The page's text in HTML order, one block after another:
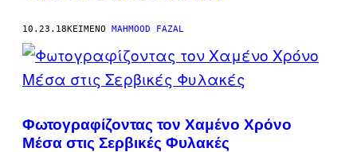
10.23.18ΚΕΊΜΕΝΟ MAHMOOD FAZAL
Φωτογραφίζοντας τον Χαμένο Χρόνο
Mέσα στις Σερβικές Φυλακές